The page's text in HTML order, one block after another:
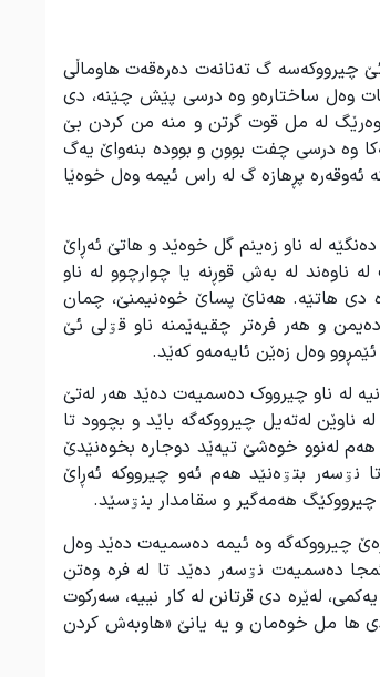
چیرووکەسە گ تەنانەت دەرەقەت هاوماڵی
وەل ساختارەو وە درسی پێش چێنە، دی
لە مل قوت گرتن و منە من کردن بێ
وە درسی چفت بوون و بوودە بنەواێ یەگ
پڕهازە گ لە راس ئیمە وەل خوەێا
لە ناو زەینم گل خوەێد و هاتێ ئەڕاێ
ناوەند لە بەش قوڕنە یا چوارچوو لە ناو
دی هاتێە. هەناێ پساێ خوەنیمنێ، چمان
و هەر فرەتر چقیەێمنە ناو قۊلی ئێ
وەل زەێن ئایەمەو کەێد.
لە ناو چیرووک دەسمیەت دەێد هەر لەتێ
ناوێن لەتەیل چیرووکەگە باێد و بچوود تا
هەم لەنوو خوەشێ تیەێد دوجارە بخوەنێدێ
بتۊەنێد هەم ئەو چیرووکە ئەڕاێ
چیرووکێگ هەمەگیر و سقامدار بنۊسێد.
چیرووکەگە وە ئیمە دەسمیەت دەێد وەل
دەسمیەت نۊسەر دەێد تا لە فرە وەتن
لەێرە دی قرتانن لە کار نییە، سەرکوت
ها مل خوەمان و یە یانێ «هاوبەش کردن